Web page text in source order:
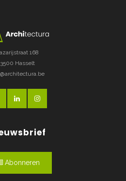
168
3500 Hasselt
Abonneren